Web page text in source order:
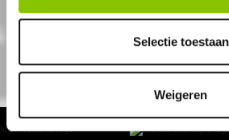
Selectie toestaan
Weigeren